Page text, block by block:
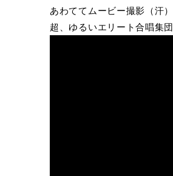
あわててムービー撮影（汗）
超、ゆるいエリート合唱集